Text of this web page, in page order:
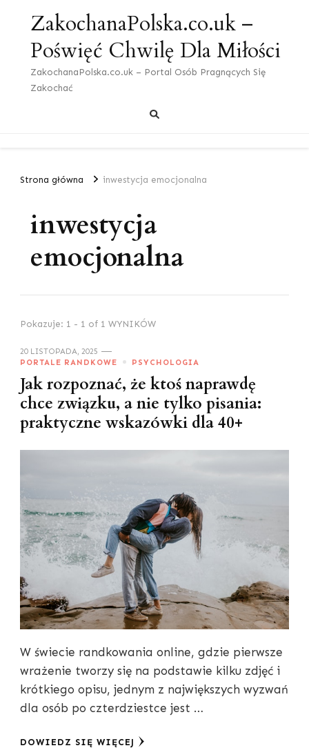
ZakochanaPolska.co.uk –
Poświęć Chwilę Dla Miłości
ZakochanaPolska.co.uk – Portal Osób Pragnących Się
Zakochać
Strona główna inwestycja emocjonalna
inwestycja
emocjonalna
Pokazuje: 1 - 1 of 1 WYNIKÓW
20 LISTOPADA, 2025
PORTALE RANDKOWE
PSYCHOLOGIA
Jak rozpoznać, że ktoś naprawdę
chce związku, a nie tylko pisania:
praktyczne wskazówki dla 40+
W świecie randkowania online, gdzie pierwsze
wrażenie tworzy się na podstawie kilku zdjęć i
krótkiego opisu, jednym z największych wyzwań
dla osób po czterdziestce jest …
DOWIEDZ SIĘ WIĘCEJ